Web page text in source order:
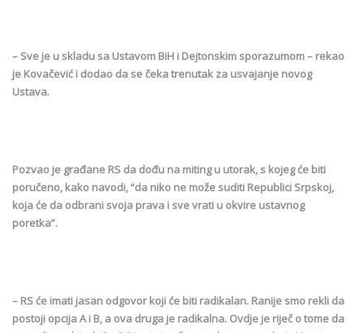
– Sve je u skladu sa Ustavom BiH i Dejtonskim sporazumom – rekao
je Kovačević i dodao da se čeka trenutak za usvajanje novog
Ustava.
Pozvao je građane RS da dođu na miting u utorak, s kojeg će biti
poručeno, kako navodi, “da niko ne može suditi Republici Srpskoj,
koja će da odbrani svoja prava i sve vrati u okvire ustavnog
poretka”.
– RS će imati jasan odgovor koji će biti radikalan. Ranije smo rekli da
postoji opcija A i B, a ova druga je radikalna. Ovdje je riječ o tome da